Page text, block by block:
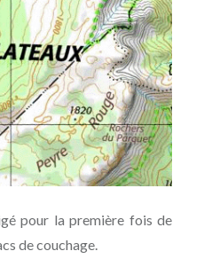
pour la première fois de
de couchage.